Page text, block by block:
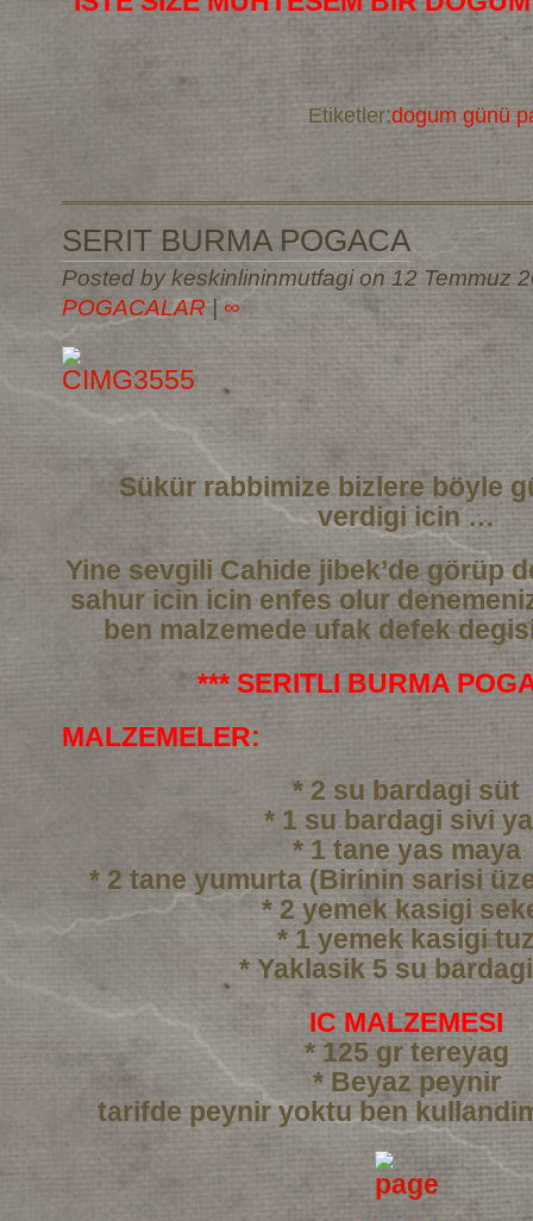
Etiketler:dogum günü
SERIT BURMA POGACA
Posted by keskinlininmutfagi on 12 Temmuz
POGACALAR |∞
Sükür rabbimize bizlere böyle
verdigi icin …
Yine sevgili Cahide jibek’de görüp
sahur icin icin enfes olur
ben malzemede ufak defek
*** SERITLI BURMA
MALZEMELER:
* 2 su bardagi süt
* 1 su bardagi sivi
* 1 tane yas maya
* 2 tane yumurta (Birinin sarisi
* 2 yemek kasigi
* 1 yemek kasigi
* Yaklasik 5 su
IC MALZEMESI
* 125 gr tereyag
* Beyaz peynir
tarifde peynir yoktu ben